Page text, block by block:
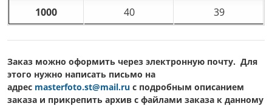
1000
40 39
Заказ можно оформить через электронную почту. Для
этого нужно написать письмо на
адрес masterfoto.st@mail.ru c подробным описанием
заказа и прикрепить архив с файлами заказа к данному